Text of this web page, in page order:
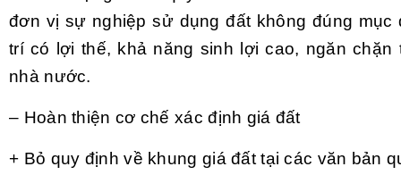
đơn vị sự nghiệp sử dụng đất không đúng mục
trí có lợi thế, khả năng sinh lợi cao, ngăn chặn
nhà nước.
– Hoàn thiện cơ chế xác định giá đất
+ Bỏ quy định về khung giá đất tại các văn bản